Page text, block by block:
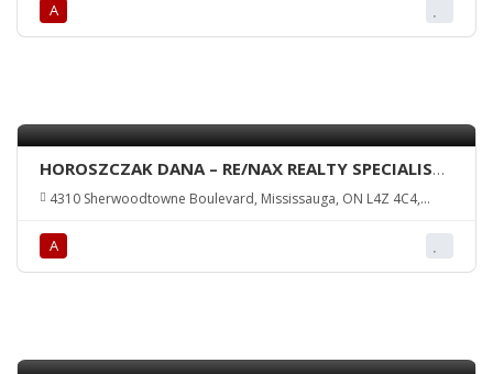
А
HOROSZCZAK DANA – RE/NAX REALTY SPECIALISTS
INC., Brokerage
4310 Sherwoodtowne Boulevard, Mississauga, ON L4Z 4C4,
А